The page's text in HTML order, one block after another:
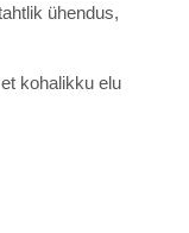
ühendus,
kohalikku elu